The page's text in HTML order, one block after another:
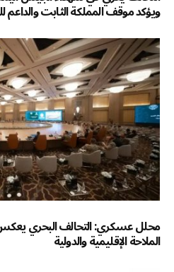
ويؤكد موقف المملكة الثابت والداعم
محلل عسكري: التحالف البحري
الملاحة الإقليمية والدولية